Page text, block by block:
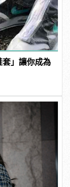
套」讓你成為